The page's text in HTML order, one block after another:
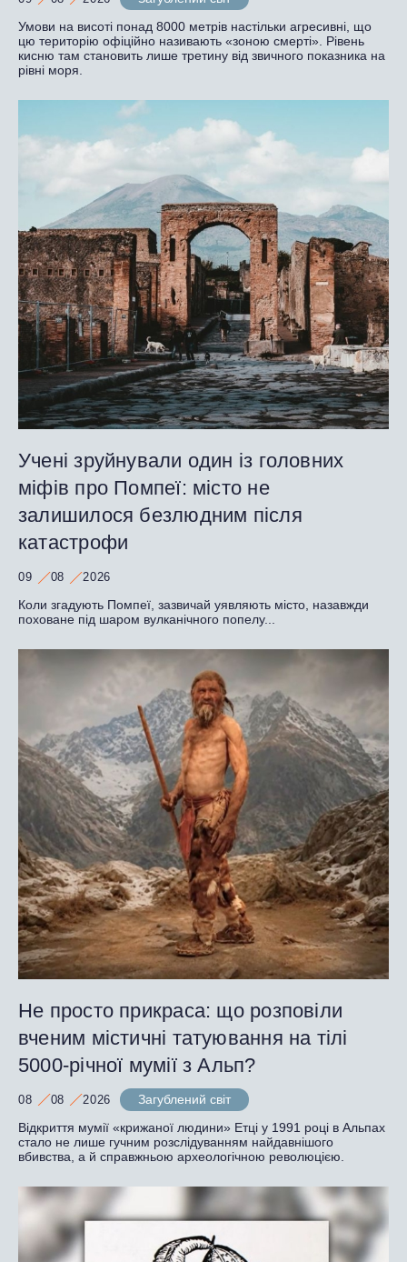
Умови на висоті понад 8000 метрів настільки агресивні, що
цю територію офіційно називають «зоною смерті». Рівень
кисню там становить лише третину від звичного показника на
рівні моря.
Учені зруйнували один із головних
міфів про Помпеї: місто не
залишилося безлюдним після
катастрофи
09 08 2026
Коли згадують Помпеї, зазвичай уявляють місто, назавжди
поховане під шаром вулканічного попелу...
Не просто прикраса: що розповіли
вченим містичні татуювання на тілі
5000-річної мумії з Альп?
08 08 2026
Загублений світ
Відкриття мумії «крижаної людини» Етці у 1991 році в Альпах
стало не лише гучним розслідуванням найдавнішого
вбивства, а й справжньою археологічною революцією.